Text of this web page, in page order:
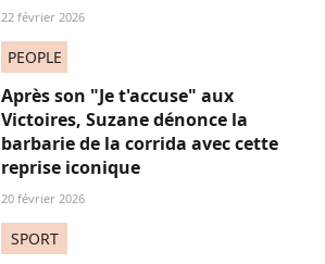
22 février 2026
PEOPLE
Après son "Je t'accuse" aux
Victoires, Suzane dénonce la
barbarie de la corrida avec cette
reprise iconique
20 février 2026
SPORT